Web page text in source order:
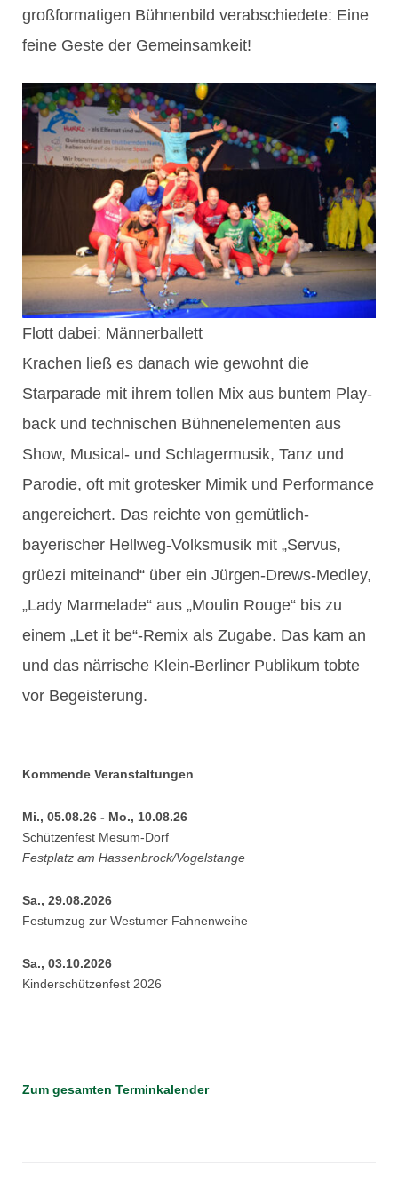
großformatigen Bühnenbild verabschiedete: Eine
feine Geste der Gemeinsamkeit!
Flott dabei: Männerballett
Krachen ließ es danach wie gewohnt die
Starparade mit ihrem tollen Mix aus buntem Play-
back und technischen Bühnenelementen aus
Show, Musical- und Schlagermusik, Tanz und
Parodie, oft mit grotesker Mimik und Performance
angereichert. Das reichte von gemütlich-
bayerischer Hellweg-Volksmusik mit „Servus,
grüezi miteinand“ über ein Jürgen-Drews-Medley,
„Lady Marmelade“ aus „Moulin Rouge“ bis zu
einem „Let it be“-Remix als Zugabe. Das kam an
und das närrische Klein-Berliner Publikum tobte
vor Begeisterung.
Kommende Veranstaltungen
Mi., 05.08.26 - Mo., 10.08.26
Schützenfest Mesum-Dorf
Festplatz am Hassenbrock/Vogelstange
Sa., 29.08.2026
Festumzug zur Westumer Fahnenweihe
Sa., 03.10.2026
Kinderschützenfest 2026
Zum gesamten Terminkalender